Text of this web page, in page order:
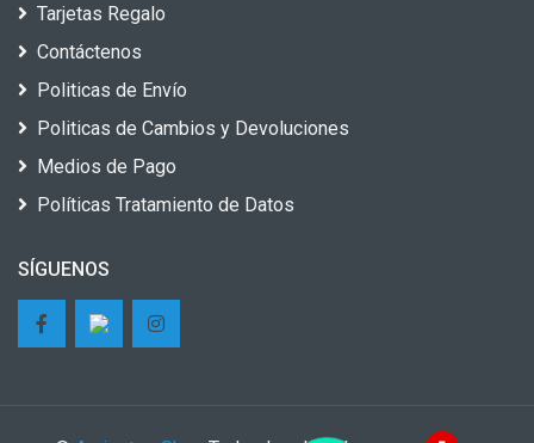
Tarjetas Regalo
Contáctenos
Politicas de Envío
Politicas de Cambios y Devoluciones
Medios de Pago
Políticas Tratamiento de Datos
SÍGUENOS